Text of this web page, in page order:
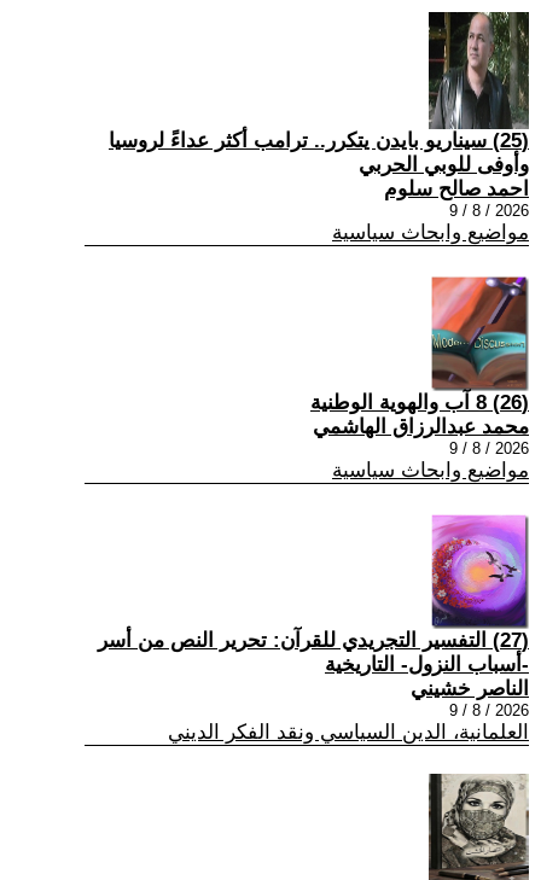
(25) سيناريو بايدن يتكرر.. ترامب أكثر عداءً لروسيا
وأوفى للوبي الحربي
احمد صالح سلوم
2026 / 8 / 9
مواضيع وابحاث سياسية
(26) 8 آب والهوية الوطنية
محمد عبدالرزاق الهاشمي
2026 / 8 / 9
مواضيع وابحاث سياسية
(27) التفسير التجريدي للقرآن: تحرير النص من أسر
-أسباب النزول- التاريخية
الناصر خشيني
2026 / 8 / 9
العلمانية، الدين السياسي ونقد الفكر الديني